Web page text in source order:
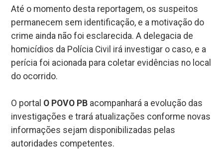
Até o momento desta reportagem, os suspeitos
permanecem sem identificação, e a motivação do
crime ainda não foi esclarecida. A delegacia de
homicídios da Polícia Civil irá investigar o caso, e a
perícia foi acionada para coletar evidências no local
do ocorrido.
O portal O POVO PB acompanhará a evolução das
investigações e trará atualizações conforme novas
informações sejam disponibilizadas pelas
autoridades competentes.